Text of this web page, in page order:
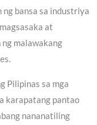
bansa sa industriya
at
malawakang
Pilipinas sa mga
karapatang pantao
nananatiling